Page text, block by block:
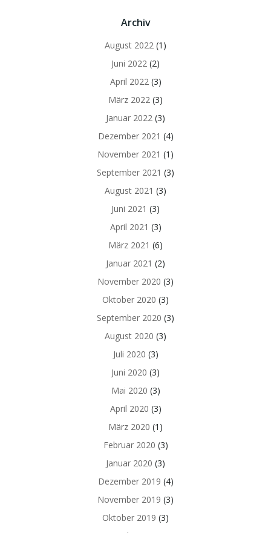
Archiv
August 2022 (1)
Juni 2022 (2)
April 2022 (3)
März 2022 (3)
Januar 2022 (3)
Dezember 2021 (4)
November 2021 (1)
September 2021 (3)
August 2021 (3)
Juni 2021 (3)
April 2021 (3)
März 2021 (6)
Januar 2021 (2)
November 2020 (3)
Oktober 2020 (3)
September 2020 (3)
August 2020 (3)
Juli 2020 (3)
Juni 2020 (3)
Mai 2020 (3)
April 2020 (3)
März 2020 (1)
Februar 2020 (3)
Januar 2020 (3)
Dezember 2019 (4)
November 2019 (3)
Oktober 2019 (3)